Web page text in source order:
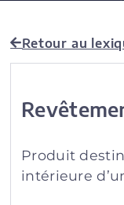
Retour au
Produit
intérieure